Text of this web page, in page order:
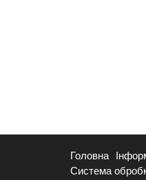
Головна
Система